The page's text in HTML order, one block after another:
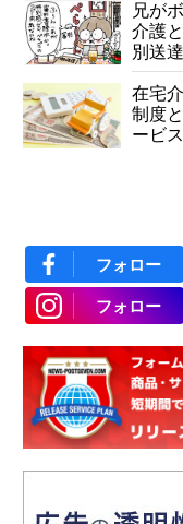
け方
兄が
介護
別送
在宅
制度
ービ
フォロー
フォロー